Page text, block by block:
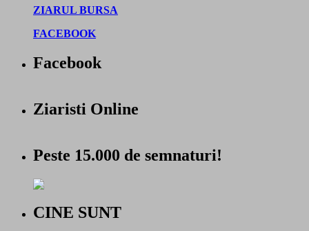
ZIARUL BURSA
FACEBOOK
Facebook
Ziaristi Online
Peste 15.000 de semnaturi!
CINE SUNT